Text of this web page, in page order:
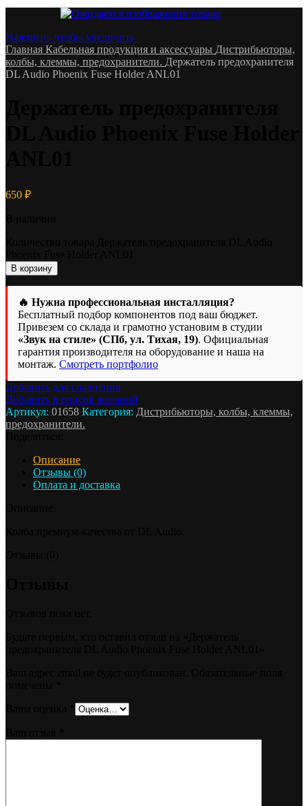
Нажмите, чтобы увеличить
Главная Кабельная продукция и аксессуары Дистрибьюторы,
колбы, клеммы, предохранители. Держатель предохранителя
DL Audio Phoenix Fuse Holder ANL01
650 ₽
В корзину
🔥 Нужна профессиональная инсталляция?
Бесплатный подбор компонентов под ваш бюджет.
Привезем со склада и грамотно установим в студии
«Звук на стиле» (СПб, ул. Тихая, 19). Официальная
гарантия производителя на оборудование и наша на
монтаж. Смотреть портфолио
Добавить для сравнения
Добавить в список желаний
Артикул: 01658 Категория: Дистрибьюторы, колбы, клеммы,
предохранители.
Описание
Отзывы (0)
Оплата и доставка